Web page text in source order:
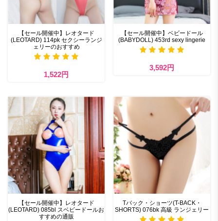
【セール開催中】レオタード
(LEOTARD) 114pk セクシーランジ
ェリーのおすすめ
1,522円
【セール開催中】ベビードール
(BABYDOLL) 453rd sexy lingerie
3,592円
【セール開催中】レオタード
(LEOTARD) 085bl スベビードールお
すすめの通販
Tバック・ショーツ(T-BACK・
SHORTS) 076bk 高級 ランジェリー